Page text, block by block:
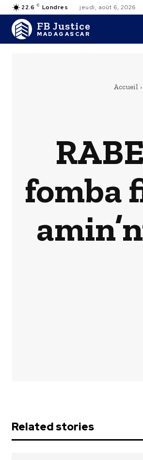
22.6 C Londres jeudi, août 6, 2026
FB Justice
MADAGASCAR
Accueil
fomba
Related stories